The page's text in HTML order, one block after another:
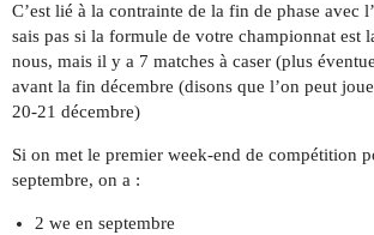
C’est lié à la contrainte de la fin de phase avec
sais pas si la formule de votre championnat est
nous, mais il y a 7 matches à caser (plus
avant la fin décembre (disons que l’on peut
20-21 décembre)
Si on met le premier week-end de compétition
septembre, on a :
2 we en septembre